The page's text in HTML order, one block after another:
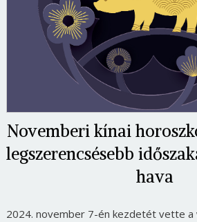
Novemberi kínai
legszerencsésebb
hava
2024. november 7-én kezdetét vette a